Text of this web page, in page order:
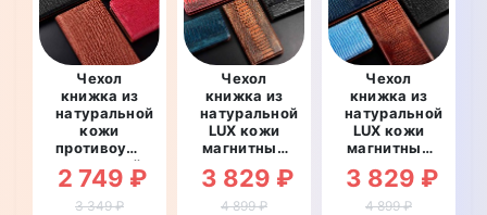
Чехол
книжка из
натуральной
кожи
противоударный
магнитный
для
OnePlus 9
2 749 ₽
3 349 ₽
Чехол
книжка из
натуральной
LUX кожи
магнитный
противоударный
для
OnePlus 9
3 829 ₽
4 899 ₽
Чехол
книжка из
натуральной
LUX кожи
магнитный
противоударный
для
OnePlus 9
3 829 ₽
4 899 ₽